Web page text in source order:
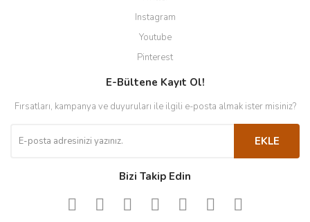
Instagram
Youtube
Pinterest
E-Bültene Kayıt Ol!
Fırsatları, kampanya ve duyuruları ile ilgili e-posta almak ister misiniz?
EKLE
Bizi Takip Edin